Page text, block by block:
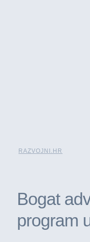
RAZVOJNI.HR
Bogat
program